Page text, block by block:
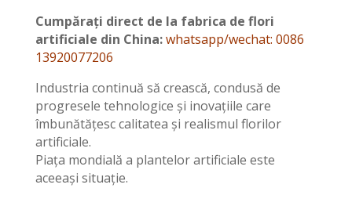
Cumpărați direct de la fabrica de flori
artificiale din China:whatsapp/wechat: 0086
13920077206
Industria continuă să crească, condusă de
progresele tehnologice și inovațiile care
îmbunătățesc calitatea și realismul florilor
artificiale.
Piața mondială a plantelor artificiale este
aceeași situație.